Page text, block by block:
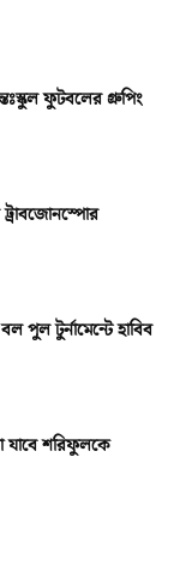
ফুটবলের গ্রুপিং
ট্রাবজোনস্পোর
পুল টুর্নামেন্টে হাবিব
যাবে শরিফুলকে